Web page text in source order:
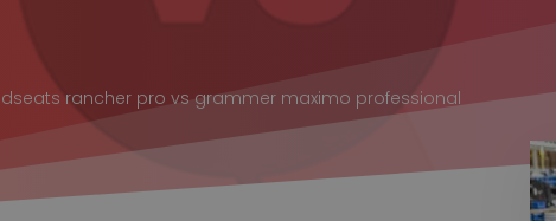
Transport
Stoelen voor Bestelbus
Stoelen voor Goederentrein
Stoelen voor Vrachtwagen
Krukken
rancher pro vs grammer maximo professional